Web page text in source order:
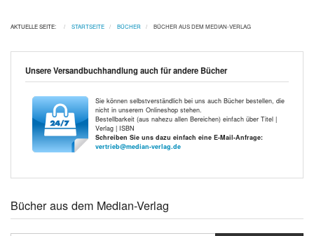
AKTUELLE SEITE: STARTSEITE BÜCHER BÜCHER AUS DEM MEDIAN-VERLAG
Unsere Versandbuchhandlung auch für andere Bücher
Sie können selbstverständlich bei uns auch Bücher bestellen, die
nicht in unserem Onlineshop stehen.
Bestellbarkeit (aus nahezu allen Bereichen) einfach über Titel |
Verlag | ISBN
Schreiben Sie uns dazu einfach eine E-Mail-Anfrage:
vertrieb@median-verlag.de
Bücher aus dem Median-Verlag